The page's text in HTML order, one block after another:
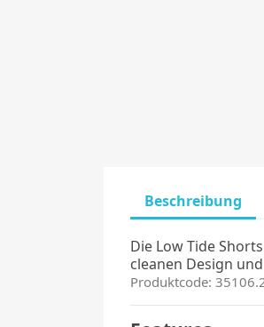
Beschreibung
Die Low Tide
cleanen Design
Produktcode: